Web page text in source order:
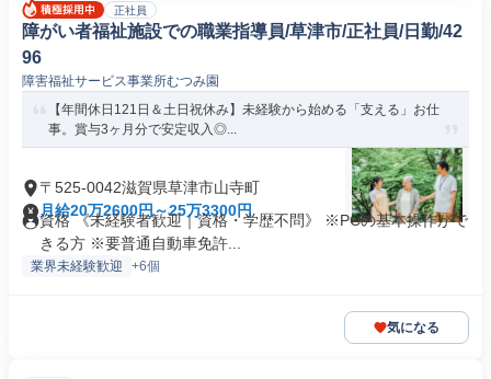
正社員
障がい者福祉施設での職業指導員/草津市/正社員/日勤/42
96
障害福祉サービス事業所むつみ園
【年間休日121日＆土日祝休み】未経験から始める「支える」お仕
事。賞与3ヶ月分で安定収入◎...
〒525-0042滋賀県草津市山寺町
月給20万2600円～25万3300円
資格 《未経験者歓迎｜資格・学歴不問》 ※PCの基本操作がで
きる方 ※要普通自動車免許...
業界未経験歓迎 +6個
気になる